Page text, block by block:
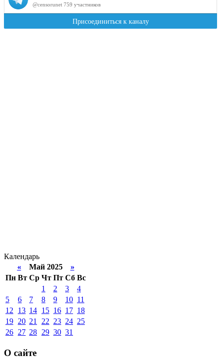
Календарь
«Май 2025 »
Пн Вт Ср Чт Пт Сб Вс
1
2 3
4
5
6 7 8 9 10 11
12
13 14 15 16 17 18
19 20 21 22 23 24 25
26 27 28 29 30 31
О сайте